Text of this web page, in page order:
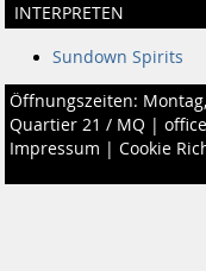
INTERPRETEN
Sundown Spirits
Öffnungszeiten:
Quartier 21 / MQ |
Impressum | Cookie